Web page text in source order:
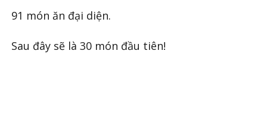
91 món ăn đại diện.
Sau đây sẽ là 30 món đầu tiên!